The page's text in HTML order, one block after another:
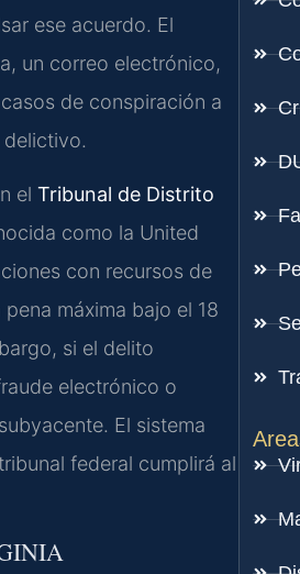
ese acuerdo. El
un correo electrónico,
de conspiración a
el Tribunal de Distrito
como la United
con recursos de
máxima bajo el 18
si el delito
electrónico o
El sistema
federal cumplirá al